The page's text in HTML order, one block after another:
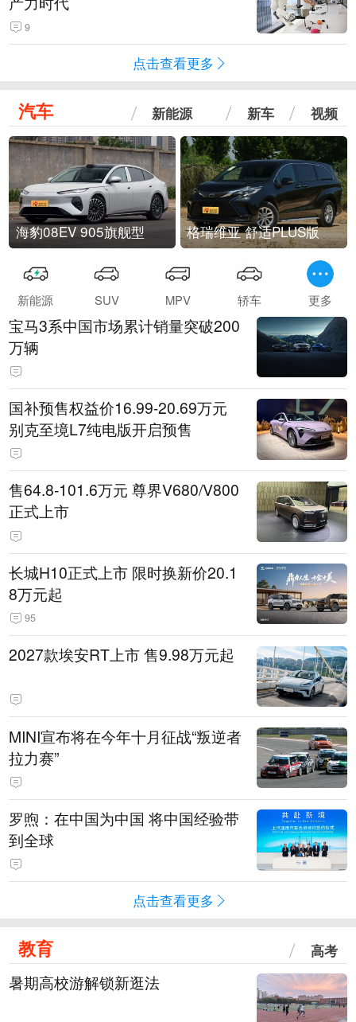
9
点击查看更多
汽车 新能源 新车 视频
海豹08EV 905旗舰型 格瑞维亚 舒适PLUS版
新能源 SUV MPV 轿车 更多
宝马3系中国市场累计销量突破200
万辆
国补预售权益价16.99-20.69万元
别克至境L7纯电版开启预售
售64.8-101.6万元 尊界V680/V800
正式上市
长城H10正式上市 限时换新价20.1
8万元起
95
2027款埃安RT上市 售9.98万元起
MINI宣布将在今年十月征战“叛逆者
拉力赛”
罗煦：在中国为中国 将中国经验带
到全球
点击查看更多
教育 高考
暑期高校游解锁新逛法